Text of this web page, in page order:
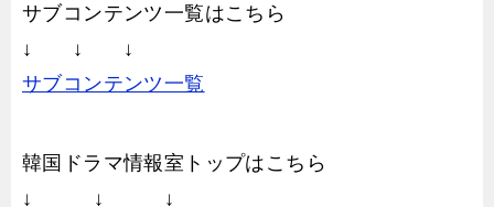
サブコンテンツ一覧はこちら
↓ ↓ ↓
サブコンテンツ一覧
韓国ドラマ情報室トップはこちら
↓ ↓ ↓